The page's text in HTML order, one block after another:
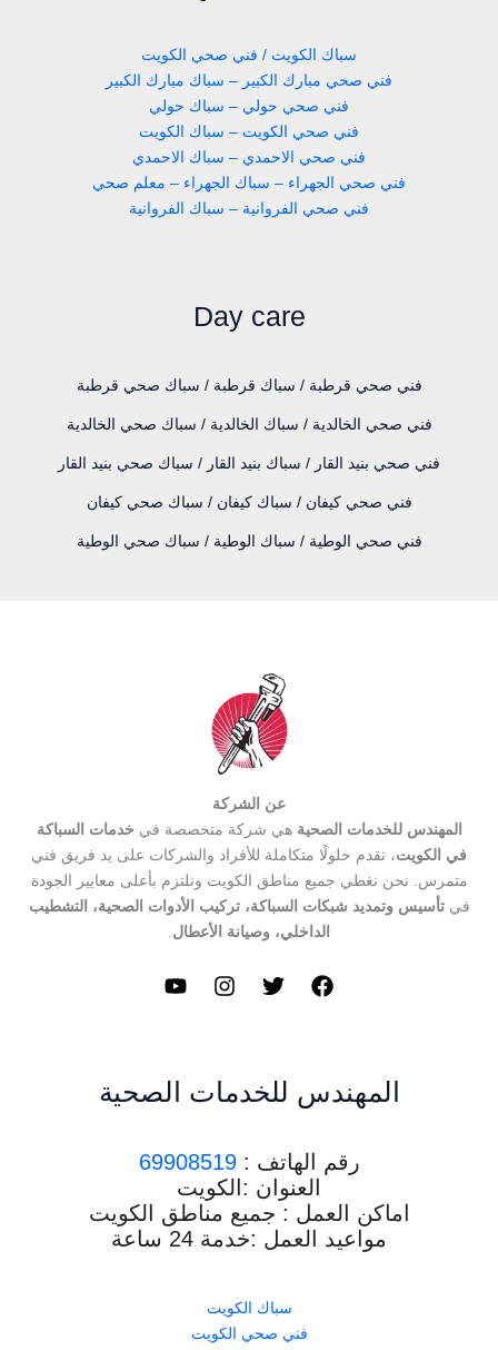
سباك الكويت / فني صحي الكويت
فني صحي مبارك الكبير – سباك مبارك الكبير
فني صحي حولي – سباك حولي
فني صحي الكويت – سباك الكويت
فني صحي الاحمدي – سباك الاحمدي
فني صحي الجهراء – سباك الجهراء – معلم صحي
فني صحي الفروانية – سباك الفروانية
Day care
فني صحي قرطبة / سباك قرطبة / سباك صحي قرطبة
فني صحي الخالدية / سباك الخالدية / سباك صحي الخالدية
فني صحي بنيد القار / سباك بنيد القار / سباك صحي بنيد القار
فني صحي كيفان / سباك كيفان / سباك صحي كيفان
فني صحي الوطية / سباك الوطية / سباك صحي الوطية
عن الشركة
المهندس للخدمات الصحية هي شركة متخصصة في خدمات السباكة
في الكويت، تقدم حلولًا متكاملة للأفراد والشركات على يد فريق فني
متمرس. نحن نغطي جميع مناطق الكويت ونلتزم بأعلى معايير الجودة
فيتأسيس وتمديد شبكات السباكة، تركيب الأدوات الصحية، التشطيب
الداخلي، وصيانة الأعطال.
المهندس للخدمات الصحية
رقم الهاتف :69908519
العنوان :الكويت
اماكن العمل : جميع مناطق الكويت
مواعيد العمل :خدمة 24 ساعة
سباك الكويت
فني صحي الكويت